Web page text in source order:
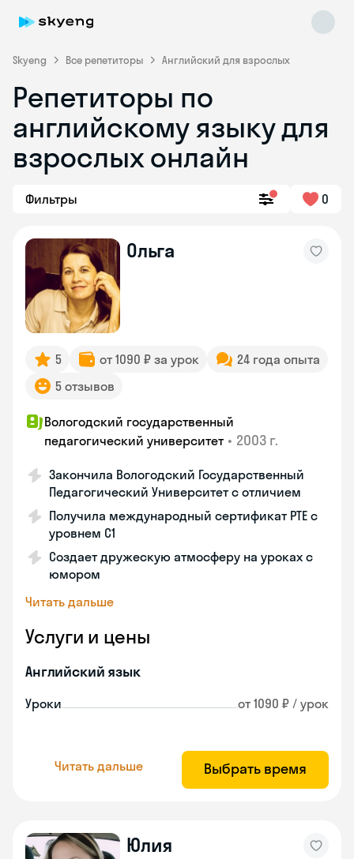
Skyeng Все репетиторы Английский для взрослых
Репетиторы по
английскому языку для
взрослых онлайн
Фильтры 0
Ольга
5 от 1090 ₽ за урок
24 года опыта
5 отзывов
Вологодский государственный
педагогический университет • 2003 г.
Закончила Вологодский Государственный
Педагогический Университет с отличием
Получила международный сертификат PTE с
уровнем C1
Создает дружескую атмосферу на уроках с
юмором
Читать дальше
Услуги и цены
Английский язык
Уроки от 1090 ₽ / урок
Читать дальше Выбрать время
Юлия
Skyeng Chat